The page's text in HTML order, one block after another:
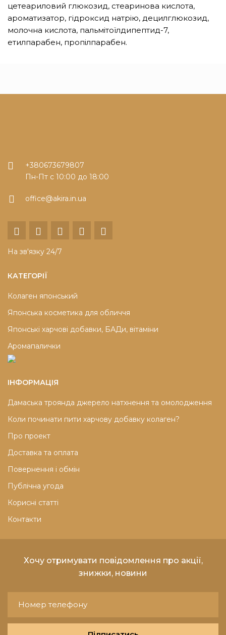
цетеариловий глюкозид, стеаринова кислота,
ароматизатор, гідроксид натрію, децилглюкозид,
молочна кислота, пальмітоїлдипептид-7,
етилпарабен, пропілпарабен.
+380673679807
Пн-Пт с 10:00 до 18:00
office@akira.in.ua
На зв'язку 24/7
КАТЕГОРІЇ
Колаген японський
Японська косметика для обличчя
Японські харчові добавки, БАДи, вітаміни
Аромапалички
ІНФОРМАЦІЯ
Дамаська троянда джерело натхнення та омолодження
Коли починати пити харчову добавку колаген?
Про проект
Доставка та оплата
Повернення і обмін
Публічна угода
Корисні статті
Контакти
Хочу отримувати повідомлення про акції,
знижки, новини